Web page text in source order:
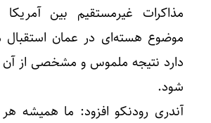
مذاکرات غیرمستقیم بین آمریکا
موضوع هسته‌ای در عمان استقبال
دارد نتیجه ملموس و مشخصی از آن
شود.
آندری رودنکو افزود: ما همیشه هر